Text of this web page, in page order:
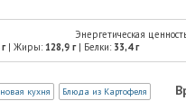
Энергетическая
г| Жиры: 128,9 г| Белки: 33,4г
кухня Блюда из Картофеля